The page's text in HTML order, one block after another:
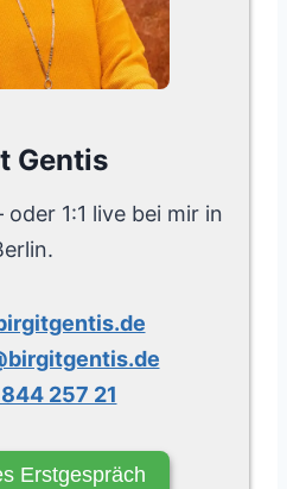
Gentis
1:1 live bei mir in
257 21
Erstgespräch